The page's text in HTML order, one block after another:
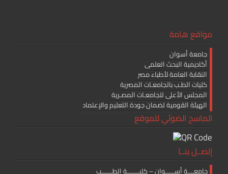
مواقع هامة
جامعة أسوان
أكاديمية البحث العلمى
النقابة العامة لأطباء مصر
كليات الطـب بالجامعـات المصرية
المجلس الأعلى للجامعـات المصـرية
الهيئة القومية لضمان جودة التعليم والإعتماد
الماسح الضوئي للموقع
إتصــل بنــا
جامعــــة أســــــوان – كليــــــــة الطـــــــب